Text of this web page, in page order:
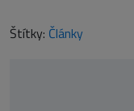
Štítky: Články